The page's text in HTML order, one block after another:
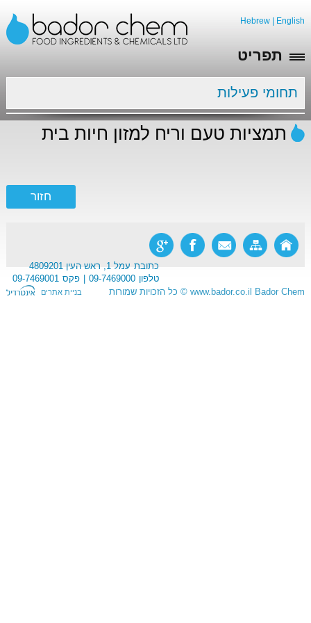
Hebrew English
תפריט
תחומי פעילות
תמציות טעם וריח למזון חיות בית
כתובת עמל 1, ראש העין 4809201
טלפון 09-7469000 פקס 09-7469001
Bador Chem
www.bador.co.il
© כל הזכויות שמורות בניית אתרים